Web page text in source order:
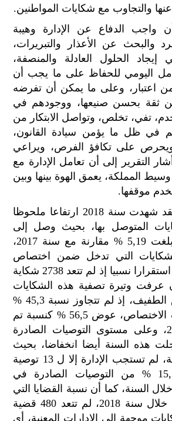
والتجاوب مع شكايات المواطنين.
واجب الدفاع عن الإدارة وهيبة
والبحث عن الأعذار والتبريرات،
إيجاد الحلول العادلة والمنصفة،
اليومي للحفاظ على ما يجب أن
اعتبار، وعلى ما يمكن أن تفرضه
ثقة بحسن صنيعها، ووجودهم في
تفي، تخلص، وتواصل الابتكار من
في ظل ما يؤمن سيادة القانون،
ويحرص على تكافؤ الفرص، ويراعي
التقرير إلى أن تعامل الإدارة مع
المملكة، يعمق الهوة بينها وبين
موقفها.
وحسب التقرير، فقد شهدت سنة 2018 ارتفاعا ملحوظا
المتوصل بها، بحيث وصل إلى
9865، بنسبة نمو بلغت 5,19 % مقارنة مع سنة 2017،
التي تدخل ضمن اختصاص
المؤسسة، شهدت استقرارا نسبيا إذ لم تتعد 2738 شكاية
% وإن عرفت وتيرة تصفية هذه الشكايات
نوعا من الانخفاض الطفيف، إذ لم تتجاوز نسبة 45,3 %
من مجموع ملفات الاختصاص، عوض 56,5 % كنسبة تم
تسجيلها سنة 2017، وعلى مستوى التوصيات الصادرة
هذه السنة أيضا انخفاضا، بحيث
لم يتجاوز 86 توصية، لم تستجب الإدارة إلا ل 13 توصية
منها أي بنسبة 15,1 % من التوصيات الصادرة في
السنة، كما أن نسبة القضايا التي
تمت تسويتها نهائيا خلال سنة 2018، لم تتعد 480 قضية
2110 شكايات موجهة إلى الإدارات المعنية، أي